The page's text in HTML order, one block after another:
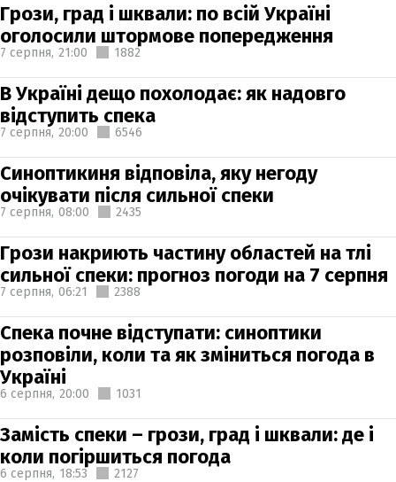
Грози, град і шквали: по всій Україні
оголосили штормове попередження
7 серпня, 21:00 1882
В Україні дещо похолодає: як надовго
відступить спека
7 серпня, 20:00 6546
Синоптикиня відповіла, яку негоду
очікувати після сильної спеки
7 серпня, 08:00 2435
Грози накриють частину областей на тлі
сильної спеки: прогноз погоди на 7 серпня
7 серпня, 06:21 2388
Спека почне відступати: синоптики
розповіли, коли та як зміниться погода в
Україні
6 серпня, 20:00 1031
Замість спеки – грози, град і шквали: де і
коли погіршиться погода
6 серпня, 18:53 2127